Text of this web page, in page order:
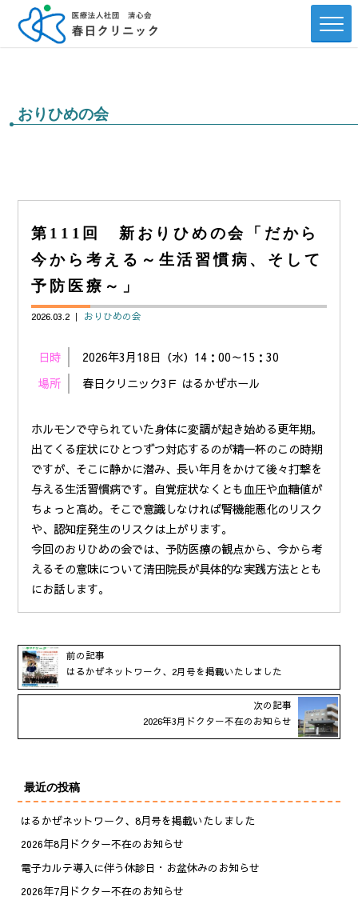
おりひめの会
第111回 新おりひめの会「だから
今から考える～生活習慣病、そして
予防医療～」
2026.03.2 ｜ おりひめの会
日時
2026年3月18日（水）14：00～15：30
場所
春日クリニック3Ｆ はるかぜホール
ホルモンで守られていた身体に変調が起き始める更年期。
出てくる症状にひとつずつ対応するのが精一杯のこの時期
ですが、そこに静かに潜み、長い年月をかけて後々打撃を
与える生活習慣病です。自覚症状なくとも血圧や血糖値が
ちょっと高め。そこで意識しなければ腎機能悪化のリスク
や、認知症発生のリスクは上がります。
今回のおりひめの会では、予防医療の観点から、今から考
えるその意味について清田院長が具体的な実践方法ととも
にお話します。
前の記事
はるかぜネットワーク、2月号を掲載いたしました
次の記事
2026年3月ドクター不在のお知らせ
最近の投稿
はるかぜネットワーク、8月号を掲載いたしました
2026年8月ドクター不在のお知らせ
電子カルテ導入に伴う休診日・お盆休みのお知らせ
2026年7月ドクター不在のお知らせ